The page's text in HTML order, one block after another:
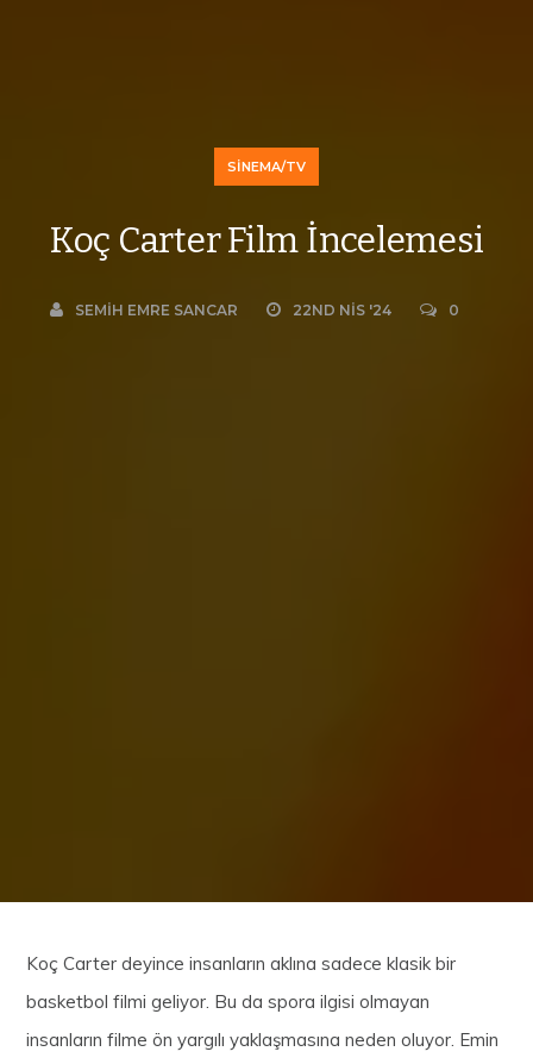
SINEMA/TV
Koç Carter Film İncelemesi
SEMIH EMRE SANCAR 22ND NIS '24 0
Koç Carter deyince insanların aklına sadece klasik bir
basketbol filmi geliyor. Bu daspora ilgisi olmayan
insanların filme ön yargılı yaklaşmasına neden oluyor. Emin